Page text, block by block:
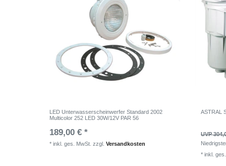
LED Unterwasserscheinwerfer Standard 2002
Multicolor 252 LED 30W/12V PAR 56
189,00 € *
*inkl. ges. MwSt. zzgl.Versandkosten
ASTRAL
UVP
*inkl.